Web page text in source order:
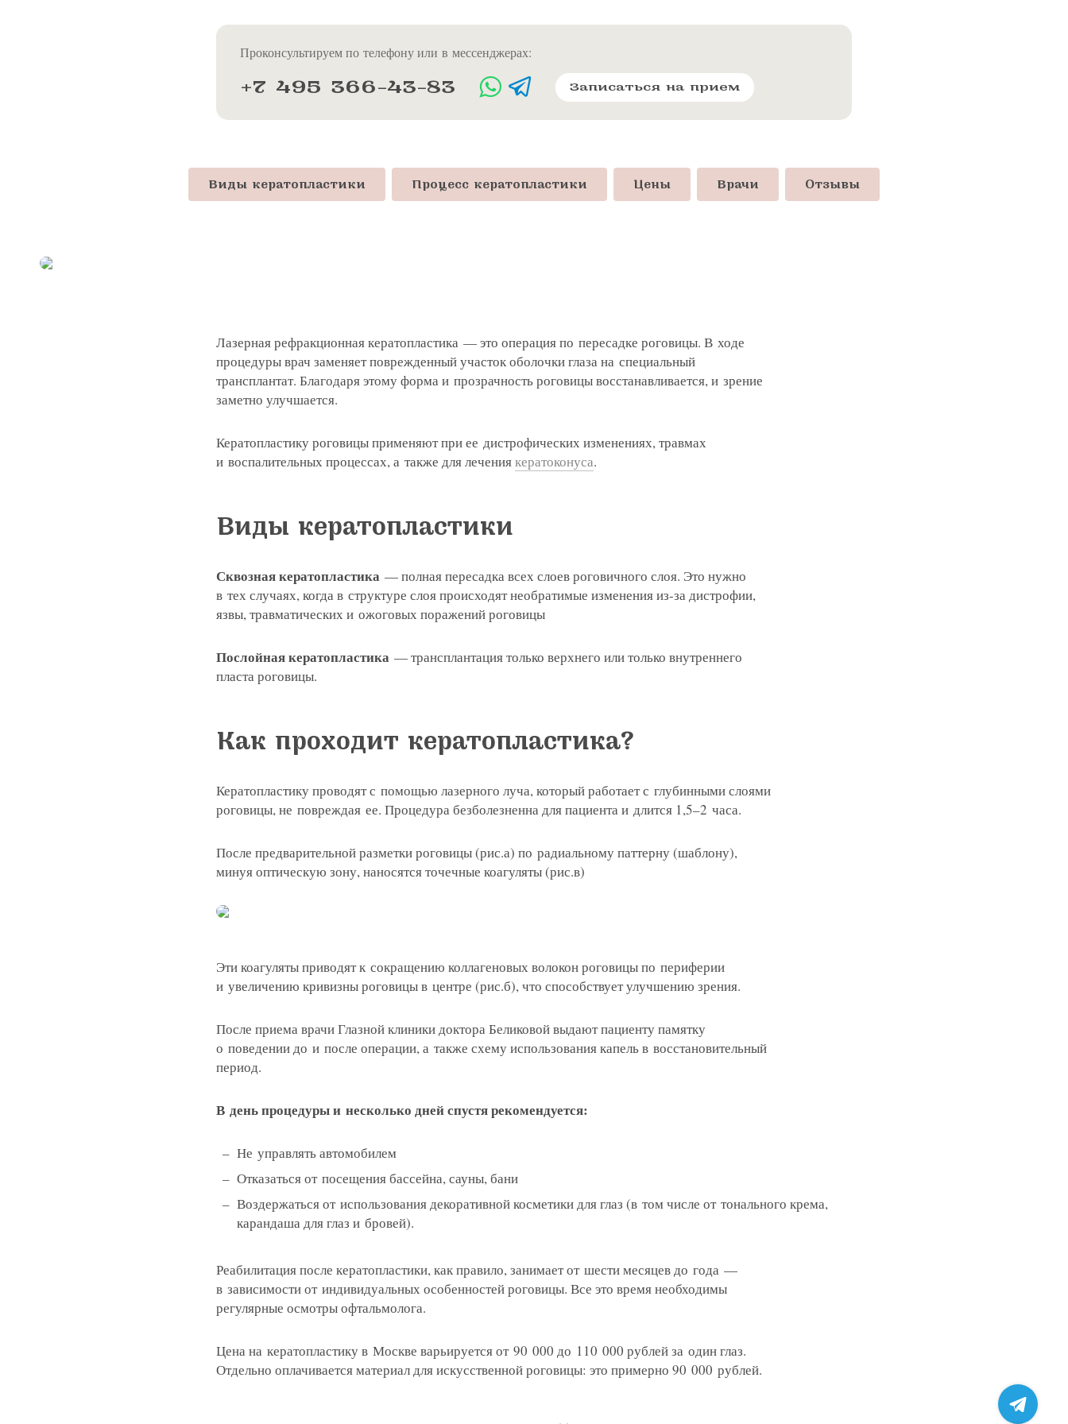
Проконсультируем по телефону или в мессенджерах:
+7 495 366-43-83 Записаться на прием
Виды кератопластики Процесс кератопластики Цены Врачи Отзывы
Лазерная рефракционная кератопластика — это операция по пересадке роговицы. В ходе
процедуры врач заменяет поврежденный участок оболочки глаза на специальный
трансплантат. Благодаря этому форма и прозрачность роговицы восстанавливается, и зрение
заметно улучшается.
Кератопластику роговицы применяют при ее дистрофических изменениях, травмах
и воспалительных процессах, а также для лечениякератоконуса.
Виды кератопластики
Сквозная кератопластика — полная пересадка всех слоев роговичного слоя. Это нужно
в тех случаях, когда в структуре слоя происходят необратимые изменения из-за дистрофии,
язвы, травматических и ожоговых поражений роговицы
Послойная кератопластика — трансплантация только верхнего или только внутреннего
пласта роговицы.
Как проходит кератопластика?
Кератопластику проводят с помощью лазерного луча, который работает с глубинными слоями
роговицы, не повреждая ее. Процедура безболезненна для пациента и длится 1,5–2 часа.
После предварительной разметки роговицы (рис.а) по радиальному паттерну (шаблону),
минуя оптическую зону, наносятся точечные коагуляты (рис.в)
Эти коагуляты приводят к сокращению коллагеновых волокон роговицы по периферии
и увеличению кривизны роговицы в центре (рис.б), что способствует улучшению зрения.
После приема врачи Глазной клиники доктора Беликовой выдают пациенту памятку
о поведении до и после операции, а также схему использования капель в восстановительный
период.
В день процедуры и несколько дней спустя рекомендуется:
Не управлять автомобилем
Отказаться от посещения бассейна, сауны, бани
Воздержаться от использования декоративной косметики для глаз (в том числе от тонального крема,
карандаша для глаз и бровей).
Реабилитация после кератопластики, как правило, занимает от шести месяцев до года —
в зависимости от индивидуальных особенностей роговицы. Все это время необходимы
регулярные осмотры офтальмолога.
Цена на кератопластику в Москве варьируется от 90 000 до 110 000 рублей за один глаз.
Отдельно оплачивается материал для искусственной роговицы: это примерно 90 000 рублей.
Нажимая на кнопку «Отправить», вы даете согласие на обработку
Связаться с сотрудником
Оставить отзыв
Подать обращение или жалобу
Заказать линзы по рецепту